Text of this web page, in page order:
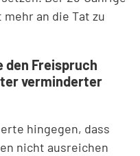
an die Tat zu
den Freispruch
verminderter
hingegen, dass
nicht ausreichen